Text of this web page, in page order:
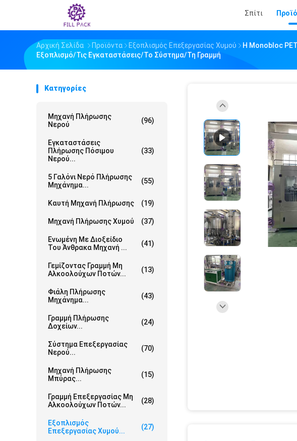
Σπίτι
Αρχική Σελίδα Προϊόντα Εξοπλισμός Επεξεργασίας Χυμού
Η Monobloc
Εξοπλισμό/τις Εγκαταστάσεις/το Σύστημα/τη Γραμμή
Κατηγορίες
Μηχανή Πλήρωσης
Νερού
(96)
Εγκαταστάσεις
Πλήρωσης Πόσιμου
Νερού...
(33)
5 Γαλόνι Νερό Πλήρωσης
Μηχάνημα...
(55)
Καυτή Μηχανή Πλήρωσης (19)
Μηχανή Πλήρωσης Χυμού (37)
Ενωμένη Με Διοξείδιο
Του Άνθρακα Μηχανή ...
(41)
Γεμίζοντας Γραμμή Μη
Αλκοολούχων Ποτών...
(13)
Φιάλη Πλήρωσης
Μηχάνημα...
(43)
Γραμμή Πλήρωσης
Δοχείων...
(24)
Σύστημα Επεξεργασίας
Νερού...
(70)
Μηχανή Πλήρωσης
Μπύρας...
(15)
Γραμμή Επεξεργασίας Μη
Αλκοολούχων Ποτών...
(28)
Εξοπλισμός
Επεξεργασίας Χυμού...
(27)